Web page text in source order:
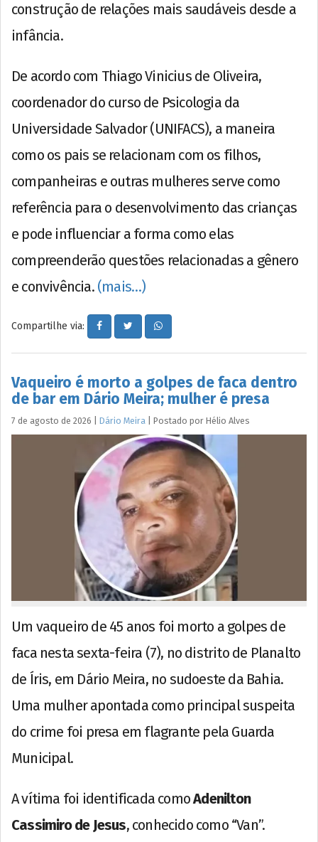
construção de relações mais saudáveis desde a
infância.
De acordo com Thiago Vinicius de Oliveira,
coordenador do curso de Psicologia da
Universidade Salvador (UNIFACS), a maneira
como os pais se relacionam com os filhos,
companheiras e outras mulheres serve como
referência para o desenvolvimento das crianças
e pode influenciar a forma como elas
compreenderão questões relacionadas a gênero
e convivência. (mais…)
Compartilhe via:
Vaqueiro é morto a golpes de faca dentro
de bar em Dário Meira; mulher é presa
7 de agosto de 2026 Dário Meira Postado por Hélio Alves
Um vaqueiro de 45 anos foi morto a golpes de
faca nesta sexta-feira (7), no distrito de Planalto
de Íris, em Dário Meira, no sudoeste da Bahia.
Uma mulher apontada como principal suspeita
do crime foi presa em flagrante pela Guarda
Municipal.
A vítima foi identificada comoAdenilton
Cassimiro de Jesus, conhecido como “Van”.